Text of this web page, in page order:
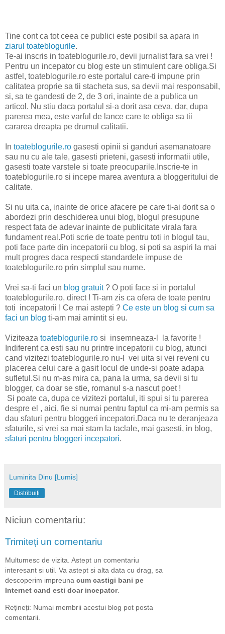
Tine cont ca tot ceea ce publici este posibil sa apara in
ziarul toateblogurile.
Te-ai inscris in toateblogurile.ro, devii jurnalist fara sa vrei !
Pentru un incepator cu blog este un stimulent care obliga.Si
astfel, toateblogurile.ro este portalul care-ti impune prin
calitatea proprie sa tii stacheta sus, sa devii mai responsabil,
si, sa te gandesti de 2, de 3 ori, inainte de a publica un
articol. Nu stiu daca portalul si-a dorit asa ceva, dar, dupa
parerea mea, este varful de lance care te obliga sa tii
cararea dreapta pe drumul calitatii.
In toateblogurile.ro gasesti opinii si ganduri asemanatoare
sau nu cu ale tale, gasesti prieteni, gasesti informatii utile,
gasesti toate varstele si toate preocuparile.Inscrie-te in
toateblogurile.ro si incepe marea aventura a bloggeritului de
calitate.
Si nu uita ca, inainte de orice afacere pe care ti-ai dorit sa o
abordezi prin deschiderea unui blog, blogul presupune
respect fata de adevar inainte de publicitate virala fara
fundament real.Poti scrie de toate pentru toti in blogul tau,
poti face parte din incepatorii cu blog, si poti sa aspiri la mai
mult progres daca respecti standardele impuse de
toateblogurile.ro prin simplul sau nume.
Vrei sa-ti faci un blog gratuit? O poti face si in portalul
toateblogurile.ro, direct ! Ti-am zis ca ofera de toate pentru
toti incepatorii ! Ce mai astepti ? Ce este un blog si cum sa
faci un blog ti-am mai amintit si eu.
Viziteaza toateblogurile.ro si insemneaza-l la favorite !
Indiferent ca esti sau nu printre incepatorii cu blog, atunci
cand vizitezi toateblogurile.ro nu-l vei uita si vei reveni cu
placerea celui care a gasit locul de unde-si poate adapa
sufletul.Si nu m-as mira ca, pana la urma, sa devii si tu
blogger, ca doar se stie, romanul s-a nascut poet !
Si poate ca, dupa ce vizitezi portalul, iti spui si tu parerea
despre el , aici, fie si numai pentru faptul ca mi-am permis sa
dau sfaturi pentru bloggeri incepatori.Daca nu te deranjeaza
sfaturile, si vrei sa mai stam la taclale, mai gasesti, in blog,
sfaturi pentru bloggeri incepatori.
Luminita Dinu [Lumis]
Distribuiți
Niciun comentariu:
Trimiteți un comentariu
Multumesc de vizita. Astept un comentariu
interesant si util. Va astept si alta data cu drag, sa
descoperim impreuna cum castigi bani pe
Internet cand esti doar incepator.
Rețineți: Numai membrii acestui blog pot posta
comentarii.